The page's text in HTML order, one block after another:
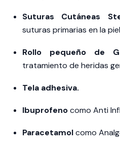
Suturas Cutáneas
suturas primarias en la
Rollo pequeño de
tratamiento de heridas
Tela adhesiva.
Ibuprofenocomo Anti
Paracetamolcomo